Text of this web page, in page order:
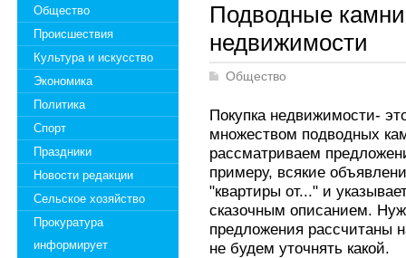
Общество
Происшествия
Культура и искусство
Экономика
Политика
Спорт
Праздники
Новости редакции
Сельское хозяйство
Прокуратура
информирует
Подводные камни
недвижимости
Общество
Покупка недвижимости-
множеством подводных
рассматриваем
примеру, всякие
"квартиры от..." и
сказочным описанием.
предложения рассчитаны
не будем уточнять какой.